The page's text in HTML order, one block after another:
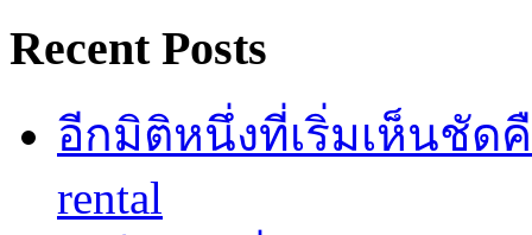
Recent Posts
อีกมิติหนึ่งที่เริ่มเห็นชัดคื
rental